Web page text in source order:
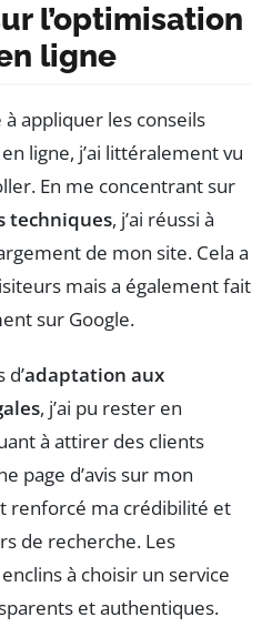
l’optimisation
ligne
à appliquer les conseils
ligne, j’ai littéralement vu
En me concentrant sur
techniques, j’ai réussi à
de mon site. Cela a
mais a également fait
sur Google.
adaptation aux
, j’ai pu rester en
à attirer des clients
page d’avis sur mon
renforcé ma crédibilité et
de recherche. Les
à choisir un service
et authentiques.